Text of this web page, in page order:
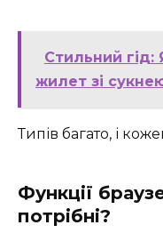
Стильний гід:
жилет зі
Типів багато, і
Функції
потрібні?